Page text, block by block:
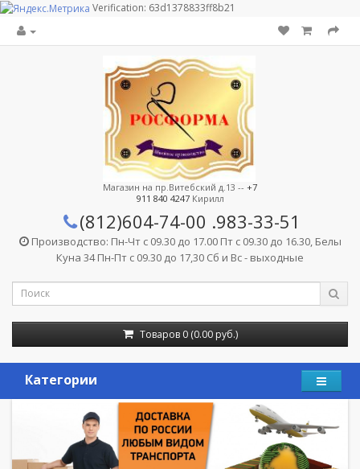
Verification: 63d1378833ff8b21
Магазин на пр.Витебский д.13 -- +7
911 840 4247Кирилл
(812)604-74-00 .983-33-51
Производство: Пн-Чт с 09.30 до 17.00 Пт с 09.30 до 16.30, Белы
Куна 34 Пн-Пт с 09.30 до 17,30 Сб и Вс - выходные
Товаров 0 (0.00 руб.)
Категории